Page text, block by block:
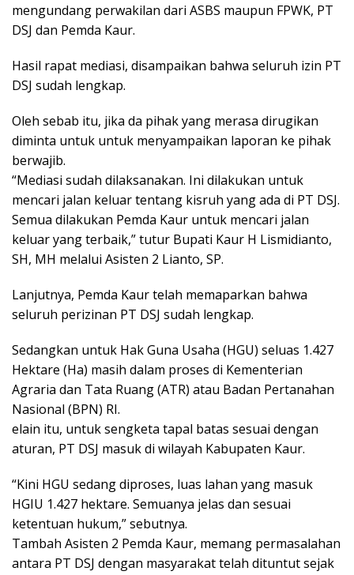
mengundang perwakilan dari ASBS maupun FPWK, PT
DSJ dan Pemda Kaur.
Hasil rapat mediasi, disampaikan bahwa seluruh izin PT
DSJ sudah lengkap.
Oleh sebab itu, jika da pihak yang merasa dirugikan
diminta untuk untuk menyampaikan laporan ke pihak
berwajib.
“Mediasi sudah dilaksanakan. Ini dilakukan untuk
mencari jalan keluar tentang kisruh yang ada di PT DSJ.
Semua dilakukan Pemda Kaur untuk mencari jalan
keluar yang terbaik,” tutur Bupati Kaur H Lismidianto,
SH, MH melalui Asisten 2 Lianto, SP.
Lanjutnya, Pemda Kaur telah memaparkan bahwa
seluruh perizinan PT DSJ sudah lengkap.
Sedangkan untuk Hak Guna Usaha (HGU) seluas 1.427
Hektare (Ha) masih dalam proses di Kementerian
Agraria dan Tata Ruang (ATR) atau Badan Pertanahan
Nasional (BPN) RI.
elain itu, untuk sengketa tapal batas sesuai dengan
aturan, PT DSJ masuk di wilayah Kabupaten Kaur.
“Kini HGU sedang diproses, luas lahan yang masuk
HGIU 1.427 hektare. Semuanya jelas dan sesuai
ketentuan hukum,” sebutnya.
Tambah Asisten 2 Pemda Kaur, memang permasalahan
antara PT DSJ dengan masyarakat telah dituntut sejak